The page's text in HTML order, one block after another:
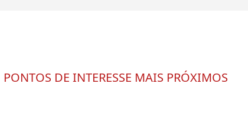
PONTOS DE INTERESSE MAIS PRÓXIMOS